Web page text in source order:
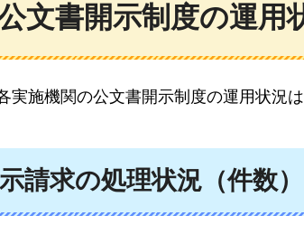
文書開示制度の運用
実施機関の公文書開示制度の運用状況は
請求の処理状況（件数）